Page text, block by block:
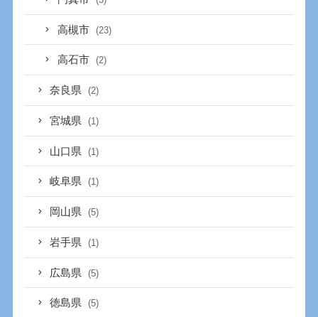
高槻市 (23)
高石市 (2)
奈良県 (2)
宮城県 (1)
山口県 (1)
岐阜県 (1)
岡山県 (5)
岩手県 (1)
広島県 (5)
徳島県 (5)